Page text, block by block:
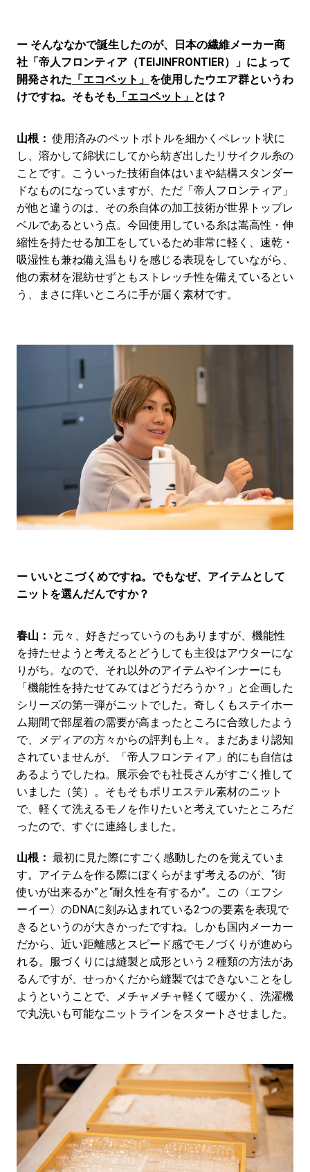
ー そんななかで誕生したのが、日本の繊維メーカー商
社「帝人フロンティア（TEIJINFRONTIER）」によって
開発された 「エコペット」 を使用したウエア群というわ
けですね。そもそも 「エコペット」 とは？
山根： 使用済みのペットボトルを細かくペレット状に
し、溶かして綿状にしてから紡ぎ出したリサイクル糸の
ことです。こういった技術自体はいまや結構スタンダー
ドなものになっていますが、ただ「帝人フロンティア」
が他と違うのは、その糸自体の加工技術が世界トップレ
ベルであるという点。今回使用している糸は嵩高性・伸
縮性を持たせる加工をしているため非常に軽く、速乾・
吸湿性も兼ね備え温もりを感じる表現をしていながら、
他の素材を混紡せずともストレッチ性を備えているとい
う、まさに痒いところに手が届く素材です。
ー いいとこづくめですね。でもなぜ、アイテムとして
ニットを選んだんですか？
春山： 元々、好きだっていうのもありますが、機能性
を持たせようと考えるとどうしても主役はアウターにな
りがち。なので、それ以外のアイテムやインナーにも
「機能性を持たせてみてはどうだろうか？」と企画した
シリーズの第一弾がニットでした。奇しくもステイホー
ム期間で部屋着の需要が高まったところに合致したよう
で、メディアの方々からの評判も上々。まだあまり認知
されていませんが、「帝人フロンティア」的にも自信は
あるようでしたね。展示会でも社長さんがすごく推して
いました（笑）。そもそもポリエステル素材のニット
で、軽くて洗えるモノを作りたいと考えていたところだ
ったので、すぐに連絡しました。
山根： 最初に見た際にすごく感動したのを覚えていま
す。アイテムを作る際にぼくらがまず考えるのが、“街
使いが出来るか”と“耐久性を有するか”。この〈エフシ
ーイー〉のDNAに刻み込まれている2つの要素を表現で
きるというのが大きかったですね。しかも国内メーカー
だから、近い距離感とスピード感でモノづくりが進めら
れる。服づくりには縫製と成形という２種類の方法があ
るんですが、せっかくだから縫製ではできないことをし
ようということで、メチャメチャ軽くて暖かく、洗濯機
で丸洗いも可能なニットラインをスタートさせました。